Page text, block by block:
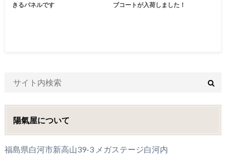
きるパネルです
ブコートが入荷しました！
陽氣屋について
福島県白河市新高山39-3 メガステージ白河内